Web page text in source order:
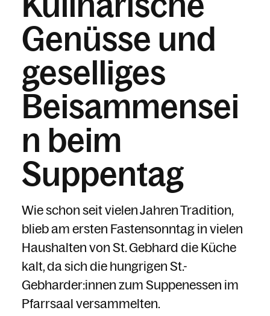
Kontakt
Genüsse und
geselliges
Beisammensei
n beim
Suppentag
Wie schon seit vielen Jahren Tradition,
blieb am ersten Fastensonntag in vielen
Haushalten von St. Gebhard die Küche
kalt, da sich die hungrigen St.-
Gebharder:innen zum Suppenessen im
Pfarrsaal versammelten.